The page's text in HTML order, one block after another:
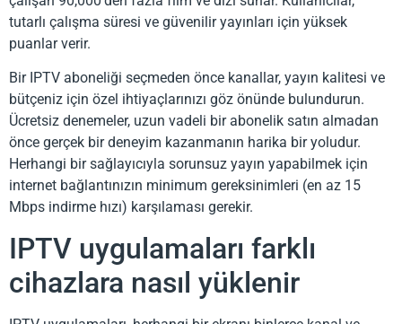
tutarlı çalışma süresi ve güvenilir yayınları için yüksek
puanlar verir.
Bir IPTV aboneliği seçmeden önce kanallar, yayın kalitesi ve
bütçeniz için özel ihtiyaçlarınızı göz önünde bulundurun.
Ücretsiz denemeler, uzun vadeli bir abonelik satın almadan
önce gerçek bir deneyim kazanmanın harika bir yoludur.
Herhangi bir sağlayıcıyla sorunsuz yayın yapabilmek için
internet bağlantınızın minimum gereksinimleri (en az 15
Mbps indirme hızı) karşılaması gerekir.
IPTV uygulamaları farklı
cihazlara nasıl yüklenir